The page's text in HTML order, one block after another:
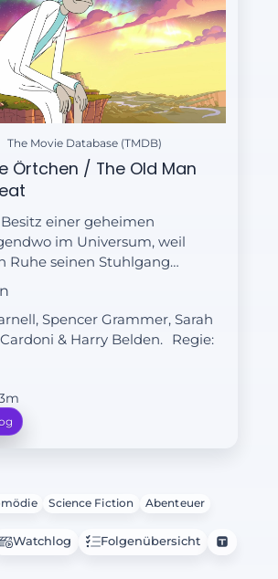
The Movie Database (TMDB)
Örtchen / The Old Man
einer geheimen
im Universum, weil
Ruhe seinen Stuhlgang
er stellt fest, dass ein
mit Ermittlungen quer
um den
ausfindig zu
Spencer Grammer, Sarah
& Harry Belden.
Regie:
Science Fiction Abenteuer
Watchlog Folgenübersicht